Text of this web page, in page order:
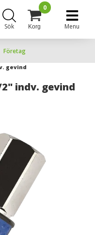
Sök Korg
0
Menu
Företag
gevind
indv. gevind